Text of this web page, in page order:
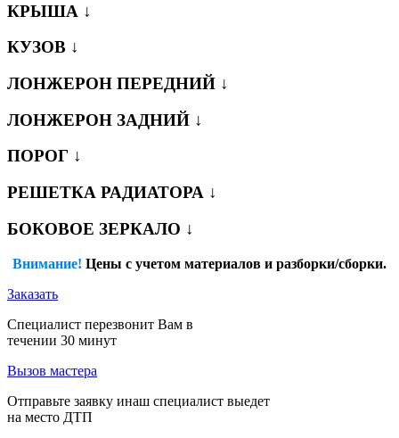
КРЫША ↓
КУЗОВ ↓
ЛОНЖЕРОН ПЕРЕДНИЙ ↓
ЛОНЖЕРОН ЗАДНИЙ ↓
ПОРОГ ↓
РЕШЕТКА РАДИАТОРА ↓
БОКОВОЕ ЗЕРКАЛО ↓
Внимание! Цены с учетом материалов и разборки/сборки.
Заказать
Специалист перезвонит Вам в
течении 30 минут
Вызов мастера
Отправьте заявку инаш специалист выедет
на место ДТП